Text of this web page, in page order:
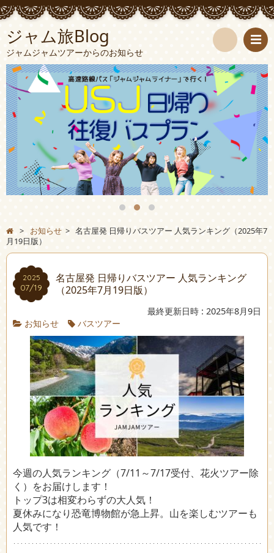
ジャム旅Blog
ジャムジャムツアーからのお知らせ
検
索
> お知らせ > 名古屋発 日帰りバスツアー 人気ランキング（2025年7
月19日版）
2025
07/19
名古屋発 日帰りバスツアー 人気ランキング
（2025年7月19日版）
最終更新日時 : 2025年8月9日
お知らせ
バスツアー
今週の人気ランキング（7/11～7/17受付、花火ツアー除
く）をお届けします！
トップ3は相変わらずの大人気！
夏休みになり恐竜博物館が急上昇。山を楽しむツアーも
人気です！